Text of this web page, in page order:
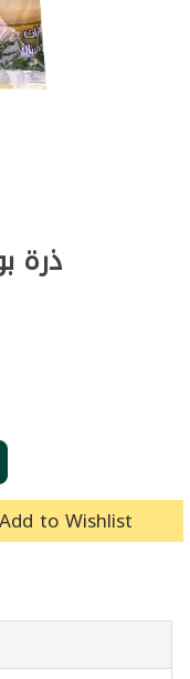
ذرة
Add to Wishlist